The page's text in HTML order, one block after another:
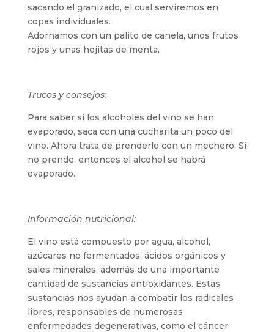
sacando el granizado, el cual serviremos en
copas individuales.
Adornamos con un palito de canela, unos frutos
rojos y unas hojitas de menta.
Trucos y consejos:
Para saber si los alcoholes del vino se han
evaporado, saca con una cucharita un poco del
vino. Ahora trata de prenderlo con un mechero. Si
no prende, entonces el alcohol se habrá
evaporado.
Información nutricional:
El vino está compuesto por agua, alcohol,
azúcares no fermentados, ácidos orgánicos y
sales minerales, además de una importante
cantidad de sustancias antioxidantes. Estas
sustancias nos ayudan a combatir los radicales
libres, responsables de numerosas
enfermedades degenerativas, como el cáncer.